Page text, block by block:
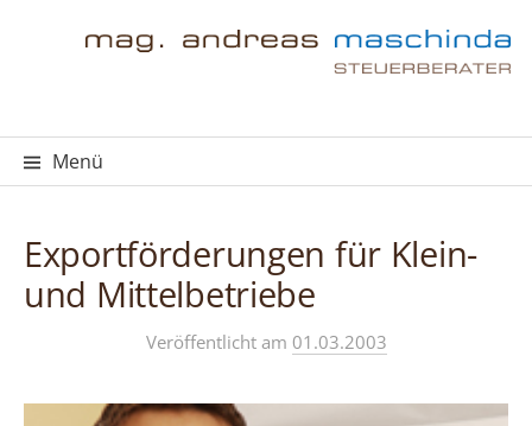
Menü
Exportförderungen für Klein-
und Mittelbetriebe
Veröffentlicht am 01.03.2003